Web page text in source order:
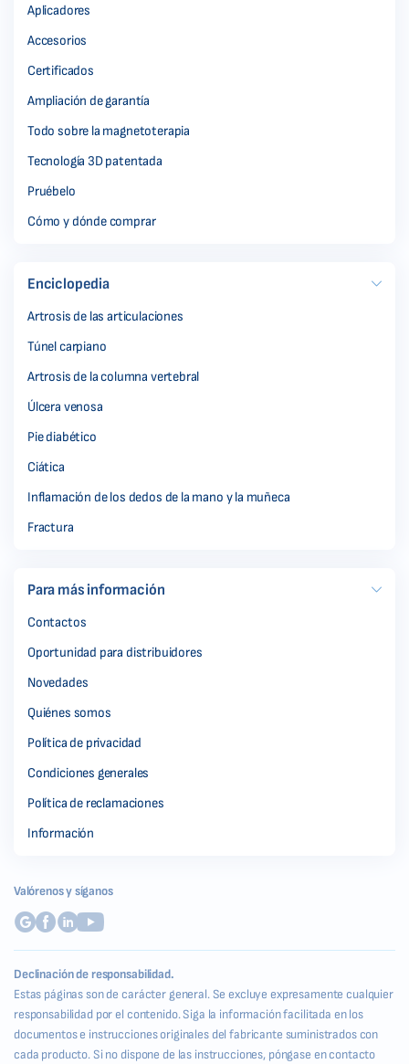
Aplicadores
Accesorios
Certificados
Ampliación de garantía
Todo sobre la magnetoterapia
Tecnología 3D patentada
Pruébelo
Cómo y dónde comprar
Enciclopedia
Artrosis de las articulaciones
Túnel carpiano
Artrosis de la columna vertebral
Úlcera venosa
Pie diabético
Ciática
Inflamación de los dedos de la mano y la muñeca
Fractura
Para más información
Contactos
Oportunidad para distribuidores
Novedades
Quiénes somos
Política de privacidad
Condiciones generales
Política de reclamaciones
Información
Valórenos y síganos
Declinación de responsabilidad.
Estas páginas son de carácter general. Se excluye expresamente cualquier
responsabilidad por el contenido. Siga la información facilitada en los
documentos e instrucciones originales del fabricante suministrados con
cada producto. Si no dispone de las instrucciones, póngase en contacto